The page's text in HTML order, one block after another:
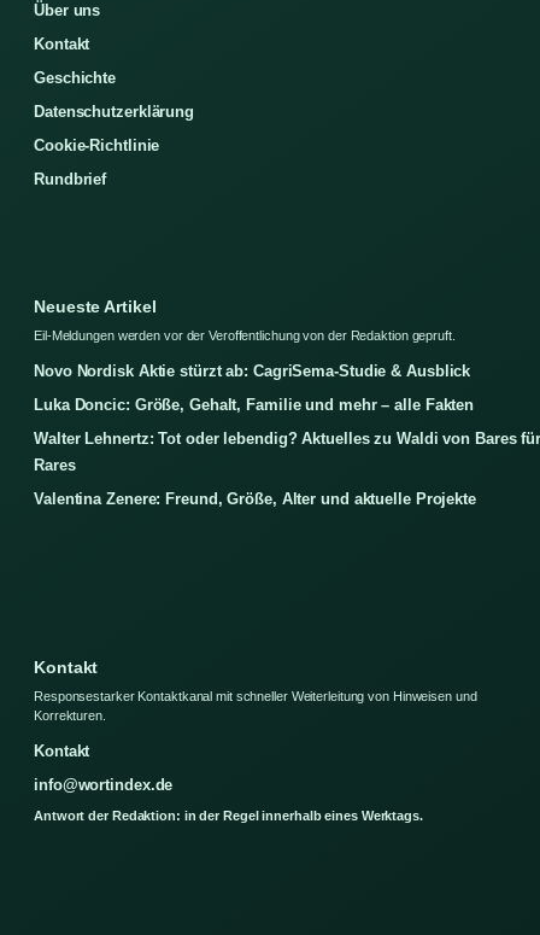
Über uns
Kontakt
Geschichte
Datenschutzerklärung
Cookie-Richtlinie
Rundbrief
Neueste Artikel
Eil-Meldungen werden vor der Veroffentlichung von der Redaktion gepruft.
Novo Nordisk Aktie stürzt ab: CagriSema-Studie & Ausblick
Luka Doncic: Größe, Gehalt, Familie und mehr – alle Fakten
Walter Lehnertz: Tot oder lebendig? Aktuelles zu Waldi von Bares
Rares
Valentina Zenere: Freund, Größe, Alter und aktuelle Projekte
Kontakt
Responsestarker Kontaktkanal mit schneller Weiterleitung von Hinweisen und
Korrekturen.
Kontakt
info@wortindex.de
Antwort der Redaktion: in der Regel innerhalb eines Werktags.